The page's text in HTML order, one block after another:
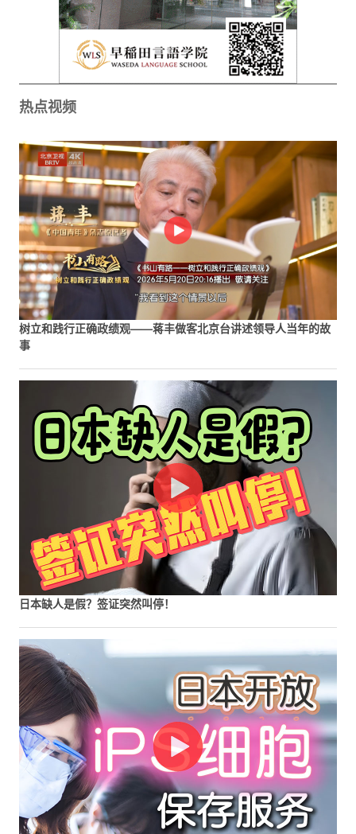
热点视频
树立和践行正确政绩观——蒋丰做客北京台讲述领导人当年的故
事
日本缺人是假？签证突然叫停！